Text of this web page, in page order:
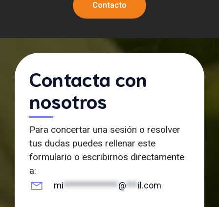
Contacto
Contacta con
nosotros
Para concertar una sesión o resolver
tus dudas puedes rellenar este
formulario o escribirnos directamente
a:
mi**************@***il.com